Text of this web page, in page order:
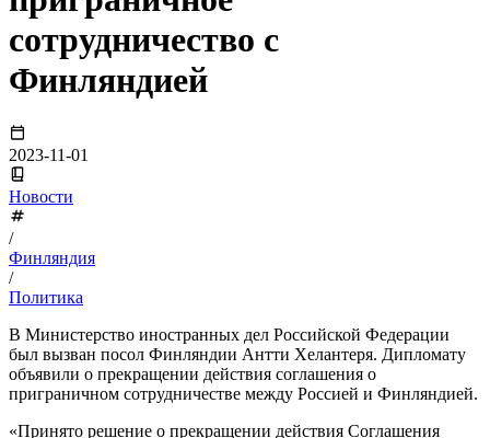
сотрудничество с
Финляндией
2023-11-01
Новости
/
Финляндия
/
Политика
В Министерство иностранных дел Российской Федерации
был вызван посол Финляндии Антти Хелантеря. Дипломату
объявили о прекращении действия соглашения о
приграничном сотрудничестве между Россией и Финляндией.
«Принято решение о прекращении действия Соглашения